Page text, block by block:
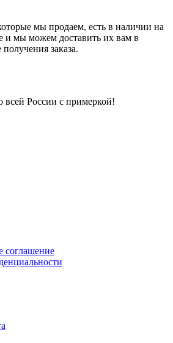
мы продаем, есть в наличии на
и мы можем доставить их вам в
заказа.
всей России с примеркой!
соглашение